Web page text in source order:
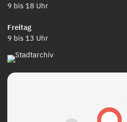
9 bis 18 Uhr
Freitag
9 bis 13 Uhr